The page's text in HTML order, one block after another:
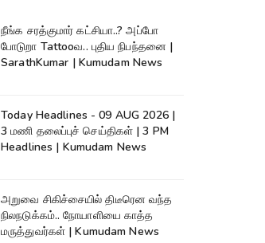
நீங்க சரத்குமார் கட்சியா..? அப்போ
போடுறா Tattooவ.. புதிய நிபந்தனை |
SarathKumar | Kumudam News
Today Headlines - 09 AUG 2026 |
3 மணி தலைப்புச் செய்திகள் | 3 PM
Headlines | Kumudam News
அறுவை சிகிச்சையில் திடீரென வந்த
நிலநடுக்கம்.. நோயாளியை காத்த
மருத்துவர்கள் | Kumudam News